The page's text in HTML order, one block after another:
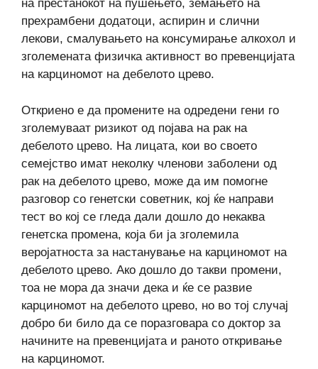
на престанокот на пушењето, земањето на
прехрамбени додатоци, аспирин и слични
лекови, смалувањето на консумирање алкохол и
зголемената физичка активност во превенцијата
на карциномот на дебелото црево.
Откриено е да промените на одредени гени го
зголемуваат ризикот од појава на рак на
дебелото црево. На лицата, кои во своето
семејство имат неколку членови заболени од
рак на дебелото црево, може да им помогне
разговор со генетски советник, кој ќе направи
тест во кој се гледа дали дошло до некаква
генетска промена, која би ја зголемила
веројатноста за настанување на карциномот на
дебелото црево. Ако дошло до такви промени,
тоа не мора да значи дека и ќе се развие
карциномот на дебелото црево, но во тој случај
добро би било да се поразговара со доктор за
начините на превенцијата и раното откривање
на карциномот.